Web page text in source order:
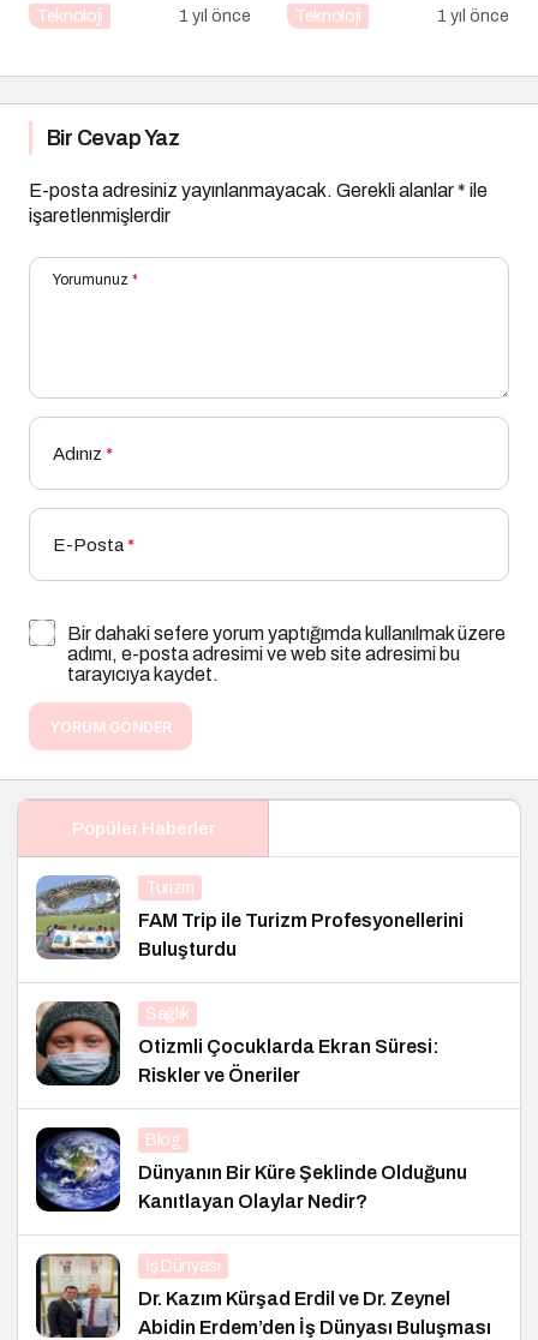
Teknoloji 1 yıl önce
Hedefinde
Teknoloji 1 yıl önce
Bir Cevap Yaz
E-posta adresiniz yayınlanmayacak. Gerekli alanlar* ile
işaretlenmişlerdir
Yorumunuz *
Adınız *
E-Posta*
Bir dahaki sefere yorum yaptığımda kullanılmak üzere
adımı, e-posta adresimi ve web site adresimi bu
tarayıcıya kaydet.
YORUM GÖNDER
Popüler Haberler
Turizm
FAM Trip ile Turizm Profesyonellerini
Buluşturdu
Sağlık
Otizmli Çocuklarda Ekran Süresi:
Riskler ve Öneriler
Blog
Dünyanın Bir Küre Şeklinde Olduğunu
Kanıtlayan Olaylar Nedir?
İş Dünyası
Dr. Kazım Kürşad Erdil ve Dr. Zeynel
Abidin Erdem’den İş Dünyası Buluşması